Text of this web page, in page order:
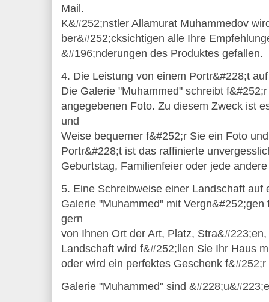
Mail.
K&#252;nstler Allamurat Muhammedov
ber&#252;cksichtigen alle Ihre
&#196;nderungen des Produktes gefallen.
4. Die Leistung von einem Portr&#228;t
Die Galerie "Muhammed" schreibt
angegebenen Foto. Zu diesem Zweck ist
und
Weise bequemer f&#252;r Sie ein Foto
Portr&#228;t ist das raffinierte
Geburtstag, Familienfeier oder jede
5. Eine Schreibweise einer Landschaft auf
Galerie "Muhammed" mit
gern
von Ihnen Ort der Art, Platz,
Landschaft wird f&#252;llen Sie Ihr Haus
oder wird ein perfektes Geschenk
Galerie "Muhammed" sind